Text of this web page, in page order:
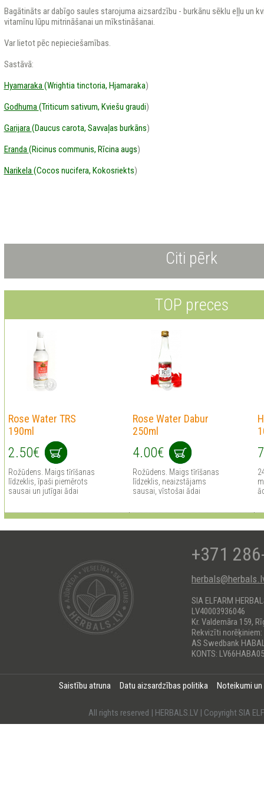
Bagātināts ar dabīgo saules starojuma aizsardzību - burkānu sēklu eļļu un
vitamīnu lūpu mitrināšanai un mīkstināšanai.
Var lietot pēc nepieciešamības.
Sastāvā:
Hyamaraka(Wrightia tinctoria, Hjamaraka)
Godhuma(Triticum sativum, Kviešu graudi)
Garijara(Daucus carota, Savvaļas burkāns)
Eranda(Ricinus communis, Rīcina augs)
Narikela(Cocos nucifera, Kokosriekts)
Citi pērk
TOP preces
Rose Water TRS
190ml
2.50€
Rožūdens. Maigs tīrīšanas
līdzeklis, īpaši piemērots
sausai un jutīgai ādai
Rose Water Dabur
250ml
4.00€
Rožūdens. Maigs tīrīšanas
līdzeklis, neaizstājams
sausai, vīstošai ādai
+371
SIA ELFARM
LV40003936046
Kr. Valdemāra 159,
Rekvizīti norēķiniem:
AS Swedbank
KONTS:
Saistību atruna Datu aizsardzības politika Noteikumi
All rights reserved | HERBALS.LV | Copyright SIA